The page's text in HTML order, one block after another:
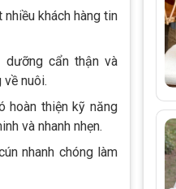
khách hàng tin
cẩn thận và
nuôi.
hoàn thiện kỹ năng
và nhanh nhẹn.
nhanh chóng làm